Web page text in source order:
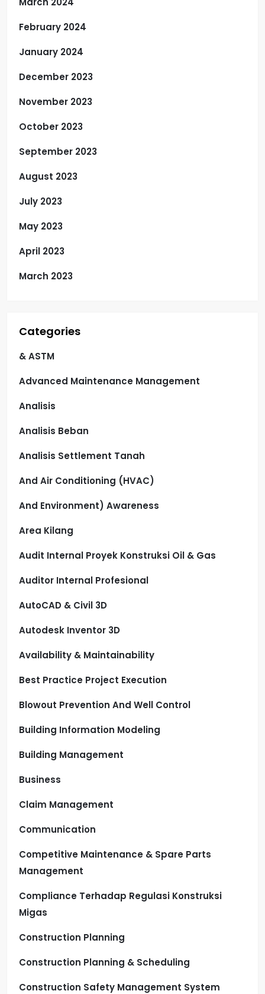
February 2024
January 2024
December 2023
November 2023
October 2023
September 2023
August 2023
July 2023
May 2023
April 2023
March 2023
Categories
& ASTM
Advanced Maintenance Management
Analisis
Analisis Beban
Analisis Settlement Tanah
And Air Conditioning (HVAC)
And Environment) Awareness
Area Kilang
Audit Internal Proyek Konstruksi Oil & Gas
Auditor Internal Profesional
AutoCAD & Civil 3D
Autodesk Inventor 3D
Availability & Maintainability
Best Practice Project Execution
Blowout Prevention And Well Control
Building Information Modeling
Building Management
Business
Claim Management
Communication
Competitive Maintenance & Spare Parts
Management
Compliance Terhadap Regulasi Konstruksi
Migas
Construction Planning
Construction Planning & Scheduling
Construction Safety Management System